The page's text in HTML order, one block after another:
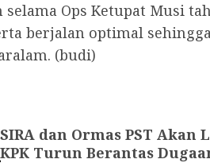
selama Ops Ketupat Musi
berjalan optimal
(budi)
SIRA dan Ormas PST Akan
KPK Turun Berantas